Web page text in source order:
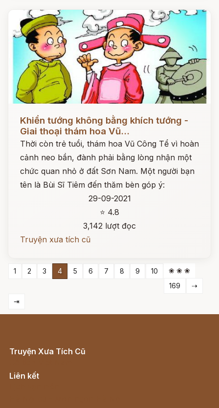
Đọc ngay
Khiển tướng không bằng khích tướng -
Giai thoại thám hoa Vũ...
Thời còn trẻ tuổi, thám hoa Vũ Công Tể vì hoàn
cảnh neo bần, đành phải bằng lòng nhận một
chức quan nhỏ ở đất Sơn Nam. Một người bạn
tên là Bùi Sĩ Tiêm đến thăm bèn góp ý:
29-09-2021
⭐ 4.8
3,142 lượt đọc
Truyện xưa tích cũ
1 2 3 4 5 6 7 8 9 10
❀ ❀ ❀
169
⇢
⇥
Truyện Xưa Tích Cũ
Liên kết